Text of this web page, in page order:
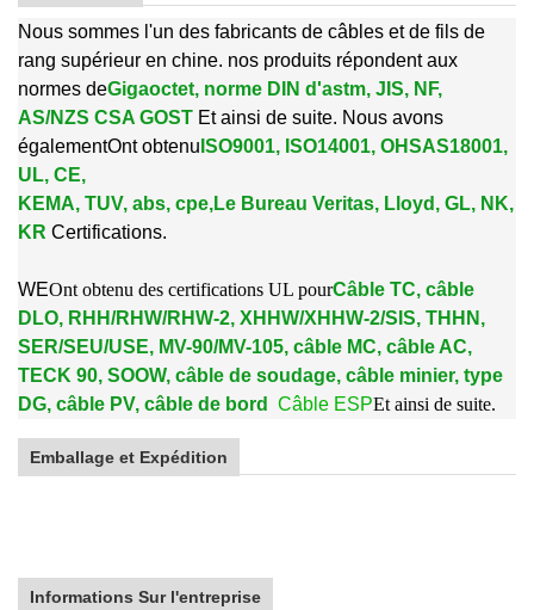
Nous sommes l'un des fabricants de câbles et de fils de
rang supérieur en chine. nos produits répondent aux
normes deGigaoctet, norme DIN d'astm, JIS, NF,
AS/NZS CSA GOST Et ainsi de suite. Nous avons
égalementOnt obtenu ISO9001, ISO14001, OHSAS18001,
UL, CE,
KEMA, TUV, abs, cpe,Le Bureau Veritas, Lloyd, GL, NK,
KR Certifications.
WEOnt obtenu des certifications UL pourCâble TC, câble
DLO, RHH/RHW/RHW-2, XHHW/XHHW-2/SIS, THHN,
SER/SEU/USE, MV-90/MV-105, câble MC, câble AC,
TECK 90, SOOW, câble de soudage, câble minier, type
DG, câble PV, câble de bord
Câble ESPEt ainsi de suite.
Emballage et Expédition
Informations Sur l'entreprise